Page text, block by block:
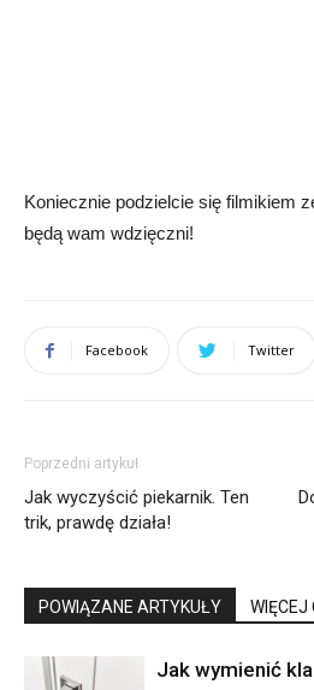
Koniecznie podzielcie się filmikiem
będą wam wdzięczni!
Facebook Twitter
Poprzedni artykuł
Jak wyczyścić piekarnik. Ten
trik, prawdę działa!
POWIĄZANE ARTYKUŁY WIĘCEJ
Jak wymienić